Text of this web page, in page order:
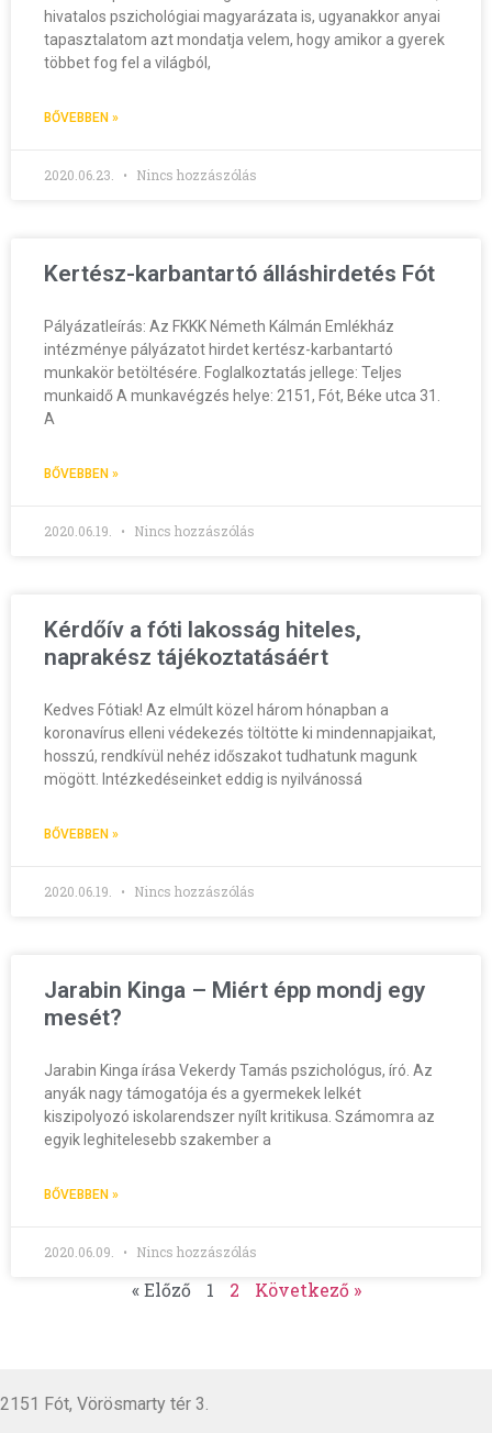
hivatalos pszichológiai magyarázata is, ugyanakkor anyai
tapasztalatom azt mondatja velem, hogy amikor a gyerek
többet fog fel a világból,
BŐVEBBEN »
2020.06.23. Nincs hozzászólás
Kertész-karbantartó álláshirdetés Fót
Pályázatleírás: Az FKKK Németh Kálmán Emlékház
intézménye pályázatot hirdet kertész-karbantartó
munkakör betöltésére. Foglalkoztatás jellege: Teljes
munkaidő A munkavégzés helye: 2151, Fót, Béke utca 31.
A
BŐVEBBEN »
2020.06.19. Nincs hozzászólás
Kérdőív a fóti lakosság hiteles,
naprakész tájékoztatásáért
Kedves Fótiak! Az elmúlt közel három hónapban a
koronavírus elleni védekezés töltötte ki mindennapjaikat,
hosszú, rendkívül nehéz időszakot tudhatunk magunk
mögött. Intézkedéseinket eddig is nyilvánossá
BŐVEBBEN »
2020.06.19. Nincs hozzászólás
Jarabin Kinga – Miért épp mondj egy
mesét?
Jarabin Kinga írása Vekerdy Tamás pszichológus, író. Az
anyák nagy támogatója és a gyermekek lelkét
kiszipolyozó iskolarendszer nyílt kritikusa. Számomra az
egyik leghitelesebb szakember a
BŐVEBBEN »
2020.06.09. Nincs hozzászólás
« Előző 1 2 Következő »
2151 Fót, Vörösmarty tér 3.